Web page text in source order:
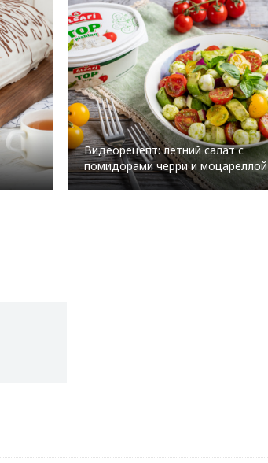
Видеорецепт: летний салат с
помидорами черри и моцареллой